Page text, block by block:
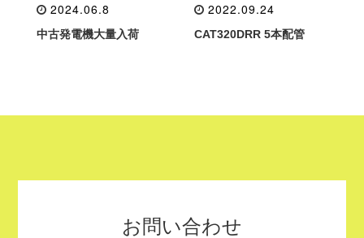
2024.06.8
中古発電機大量入荷
2022.09.24
CAT320DRR 5本配管
お問い合わせ